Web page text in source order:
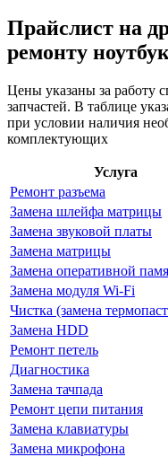
Прайслист на
ремонту
Цены указаны за работу
запчастей. В таблице
при условии наличия
комплектующих
Услуга
Ремонт разъема
Замена шлейфа матрицы
Замена звуковой платы
Замена матрицы
Замена оперативной
Замена модуля Wi-Fi
Чистка (замена
Замена HDD
Ремонт петель
Диагностика
Замена тачпада
Ремонт цепи питания
Замена клавиатуры
Замена микрофона